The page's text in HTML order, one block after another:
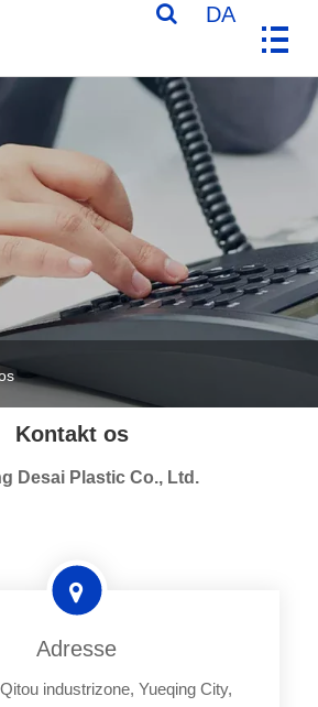
DA
Kontakt os
Desai Plastic Co., Ltd.
Adresse
industrizone, Yueqing City,